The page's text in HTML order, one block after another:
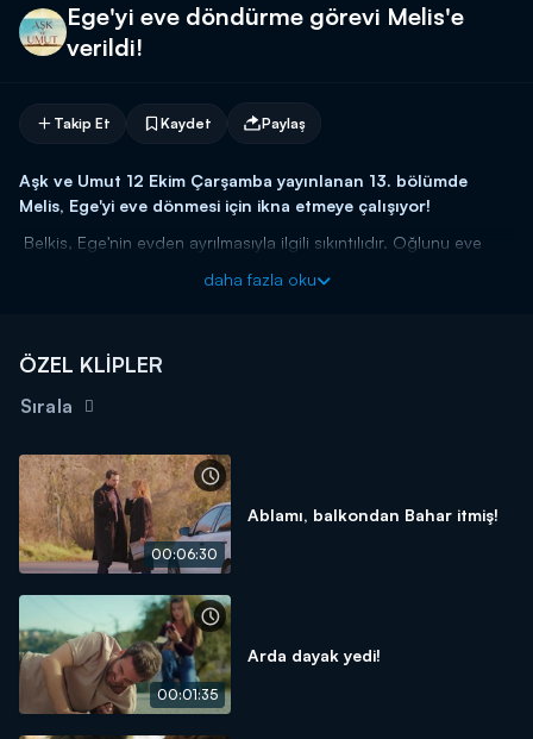
Ege'yi eve döndürme görevi Melis'e
verildi!
Takip Et Kaydet Paylaş
Aşk ve Umut 12 Ekim Çarşamba yayınlanan 13. bölümde
Melis, Ege'yi eve dönmesi için ikna etmeye çalışıyor!
Belkis, Ege'nin evden ayrılmasıyla ilgili sıkıntılıdır. Oğlunu eve
omuzlarına bir yük daha eklenir. Ege'yi eve döndürmenin
Aşk ve Umut yeni bölümleriyle hafta içi her gün Kanal D'de!
daha fazla oku
ÖZEL KLİPLER
Sırala
00:06:30
Ablamı, balkondan Bahar itmiş!
00:01:35
Arda dayak yedi!